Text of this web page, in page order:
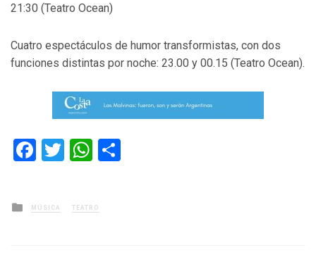
21:30 (Teatro Ocean)
Cuatro espectáculos de humor transformistas, con dos
funciones distintas por noche: 23.00 y 00.15 (Teatro Ocean).
Facebook
TwitterWhatsApp
Posted
in
MÚSICA TEATRO